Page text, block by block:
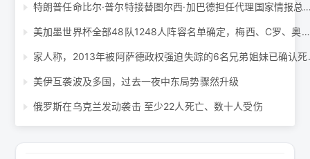
特朗普任命比尔·普尔特接替图尔西·加
美加墨世界杯全部48队1248人阵容名单确定，梅西、C罗、奥乔亚六战世界杯 ...
家人称，
美伊互袭波及多国，过去一夜中东局势骤然升级
俄罗斯在乌克兰发动袭击 至少22人死亡、数十人受伤